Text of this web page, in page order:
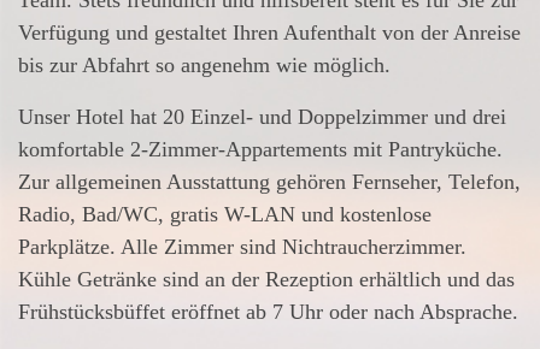
Verfügung und gestaltet Ihren Aufenthalt von der Anreise
bis zur Abfahrt so angenehm wie möglich.
Unser Hotel hat 20 Einzel- und Doppelzimmer und drei
komfortable 2-Zimmer-Appartements mit Pantryküche.
Zur allgemeinen Ausstattung gehören Fernseher, Telefon,
Radio, Bad/WC, gratis W-LAN und kostenlose
Parkplätze. Alle Zimmer sind Nichtraucherzimmer.
Kühle Getränke sind an der Rezeption erhältlich und das
Frühstücksbüffet eröffnet ab 7 Uhr oder nach Absprache.